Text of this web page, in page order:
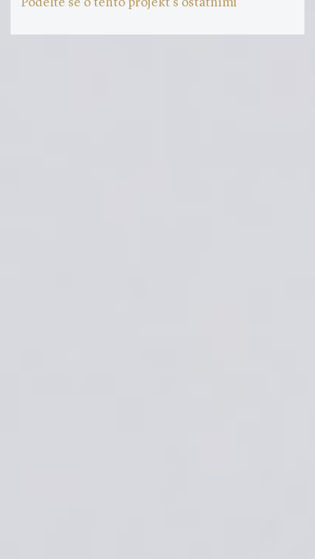
Podělte se o tento projekt s ostatními